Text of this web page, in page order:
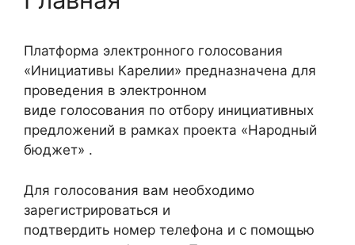
Платформа электронного голосования
«Инициативы Карелии» предназначена для
проведения в электронном
виде голосования по отбору инициативных
предложений в рамках проекта «Народный
бюджет» .
Для голосования вам необходимо
зарегистрироваться и
подтвердить номер телефона и с помощью